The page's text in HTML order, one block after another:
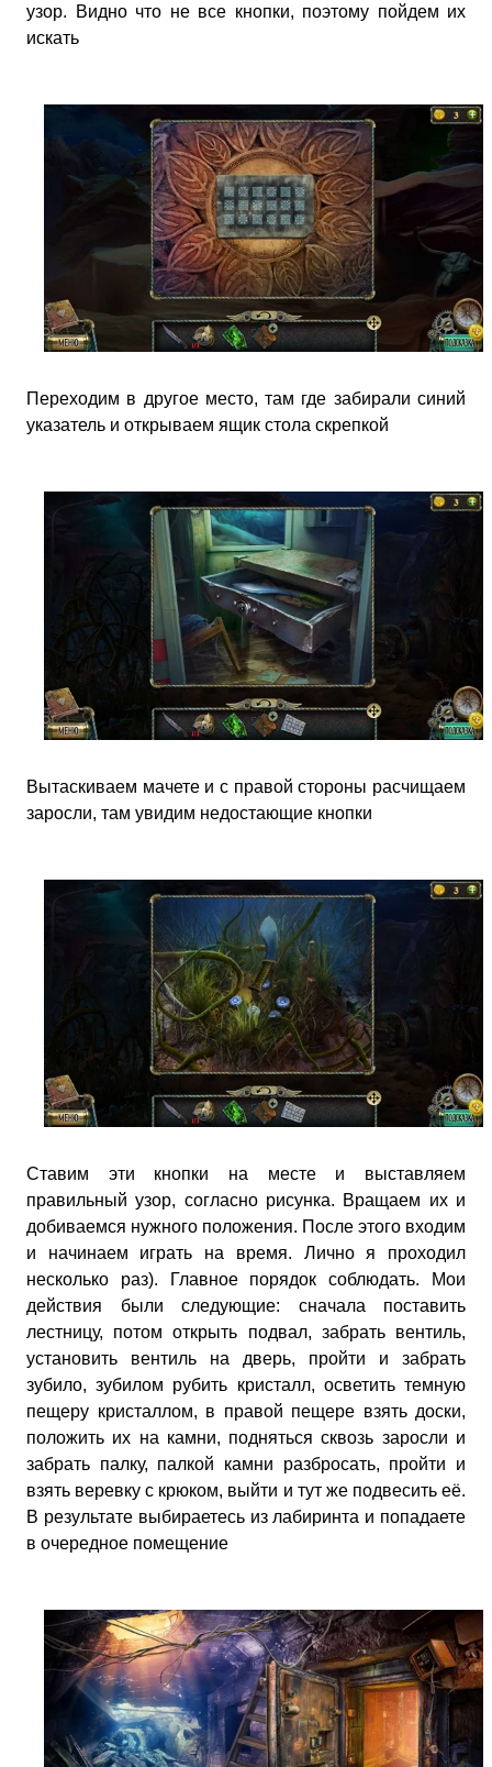
узор. Видно что не все кнопки, поэтому пойдем их
искать
Переходим в другое место, там где забирали синий
указатель и открываем ящик стола скрепкой
Вытаскиваем мачете и с правой стороны расчищаем
заросли, там увидим недостающие кнопки
Ставим эти кнопки на месте и выставляем
правильный узор, согласно рисунка. Вращаем их и
добиваемся нужного положения. После этого входим
и начинаем играть на время. Лично я проходил
несколько раз). Главное порядок соблюдать. Мои
действия были следующие: сначала поставить
лестницу, потом открыть подвал, забрать вентиль,
установить вентиль на дверь, пройти и забрать
зубило, зубилом рубить кристалл, осветить темную
пещеру кристаллом, в правой пещере взять доски,
положить их на камни, подняться сквозь заросли и
забрать палку, палкой камни разбросать, пройти и
взять веревку с крюком, выйти и тут же подвесить её.
В результате выбираетесь из лабиринта и попадаете
в очередное помещение